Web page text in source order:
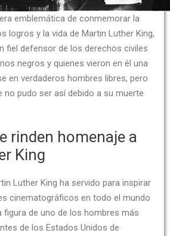
emblemática de conmemorar la
logros y la vida de Martin Luther King,
fiel defensor de los derechos civiles
negros y quienes vieron en él una
en verdaderos hombres libres, pero
no pudo ser así debido a su muerte
rinden homenaje a
King
Luther King ha servido para inspirar
cinematográficos en todo el mundo
figura de uno de los hombres más
de los Estados Unidos de